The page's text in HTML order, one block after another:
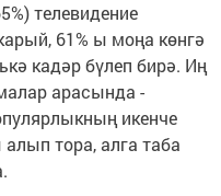
телевидение
61% ы моңа көнгә
кадәр бүлеп бирә. Иң
арасында -
икенче
тора, алга таба